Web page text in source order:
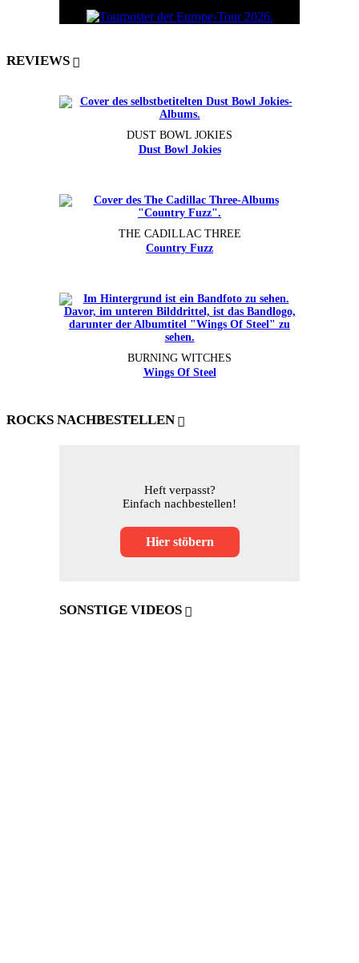
REVIEWS
DUST BOWL JOKIES
Dust Bowl Jokies
THE CADILLAC THREE
Country Fuzz
BURNING WITCHES
Wings Of Steel
ROCKS NACHBESTELLEN
Heft verpasst?
Einfach nachbestellen!
Hier stöbern
SONSTIGE VIDEOS